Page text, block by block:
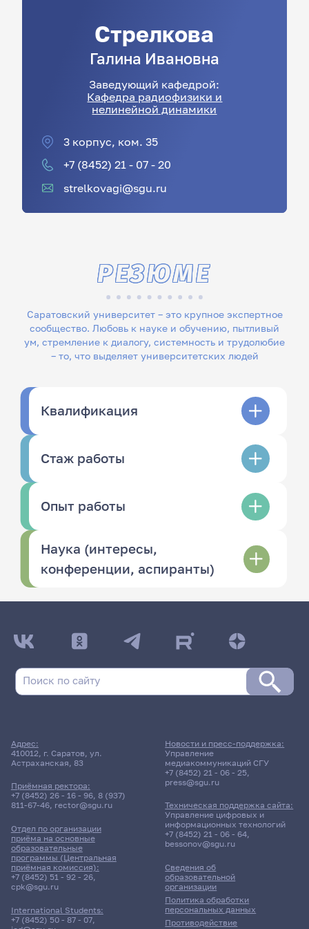
Стрелкова
Галина Ивановна
Заведующий кафедрой:
Кафедра радиофизики и
нелинейной динамики
3 корпус, ком. 35
+7 (8452) 21 - 07 - 20
strelkovagi@sgu.ru
Саратовский университет – это крупное экспертное
сообщество. Любовь к науке и обучению, пытливый
ум, стремление к диалогу, системность и трудолюбие
– то, что выделяет университетских людей
РЕЗЮМЕ
Квалификация
Стаж работы
Опыт работы
Наука (интересы,
конференции, аспиранты)
Адрес:
410012, г. Саратов, ул.
Астраханская, 83
Приёмная ректора:
+7 (8452) 26 - 16 - 96, 8 (937)
811-67-46, rector@sgu.ru
Отдел по организации
приёма на основные
образовательные
программы (Центральная
приёмная комиссия):
+7 (8452) 51 - 92 - 26,
cpk@sgu.ru
International Students:
+7 (8452) 50 - 87 - 07,
Сведения об
образовательной
организации
Политика обработки
персональных данных
Противодействие
Новости и пресс-поддержка:
Управление
медиакоммуникаций СГУ
+7 (8452) 21 - 06 - 25,
press@sgu.ru
Техническая поддержка сайта:
Управление цифровых и
информационных технологий
+7 (8452) 21 - 06 - 64,
bessonov@sgu.ru